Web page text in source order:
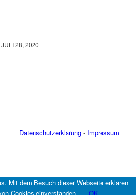
JULI 28, 2020
/
Datenschutzerklärung - Impressum
Mit dem Besuch dieser Webseite erklären
Cookies einverstanden.
OK